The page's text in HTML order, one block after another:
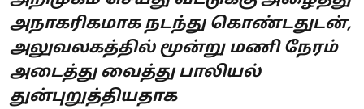
அநாகரிகமாக நடந்து கொண்டதுடன்,
அலுவலகத்தில் மூன்று மணி நேரம்
அடைத்து வைத்து பாலியல்
துன்புறுத்தியதாக